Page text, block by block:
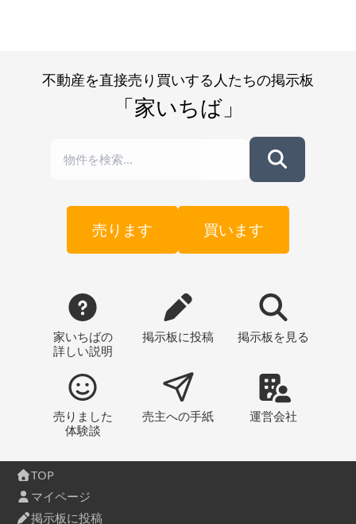
不動産を直接売り買いする人たちの掲示板
「家いちば」
売ります 買います
家いちばの
詳しい説明
掲示板に投稿 掲示板 を見る
売りました
体験談
売主への手紙 運営会社
TOP
マイページ
掲示板に投稿